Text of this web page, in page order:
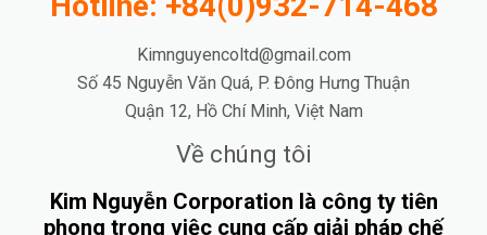
Kimnguyencoltd@gmail.com
Số 45 Nguyễn Văn Quá, P. Đông Hưng Thuận
Quận 12, Hồ Chí Minh, Việt Nam
Về chúng tôi
Kim Nguyễn Corporation là công ty tiên
phong trong việc cung cấp giải pháp chế